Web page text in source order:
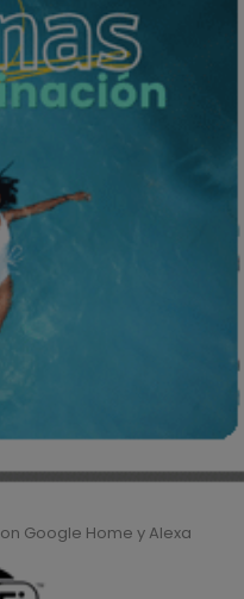
Google Home y Alexa